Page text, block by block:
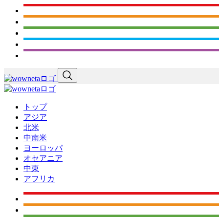
トップ
アジア
北米
中南米
ヨーロッパ
オセアニア
中東
アフリカ